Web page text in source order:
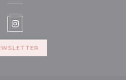
Instagram ((apre una nuova